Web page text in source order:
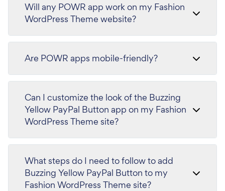
Will any POWR app work on my Fashion
WordPress Theme website?
Are POWR apps mobile-friendly?
Can I customize the look of the Buzzing
Yellow PayPal Button app on my Fashion
WordPress Theme site?
What steps do I need to follow to add
Buzzing Yellow PayPal Button to my
Fashion WordPress Theme site?